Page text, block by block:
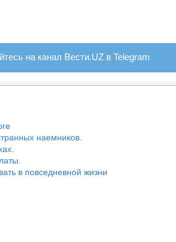
на канал Вести.UZ в Telegram
наемников.
в повседневной жизни